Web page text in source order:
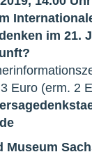
im 21.
Euro (erm. 2
a
de
Museum